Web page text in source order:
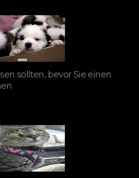
sollten, bevor Sie einen